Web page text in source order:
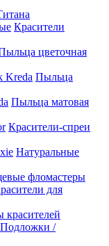
Красители
цветочная
Пыльца
Пыльца матовая
Красители-спреи
Натуральные
фломастеры
для
красителей
Подложки /